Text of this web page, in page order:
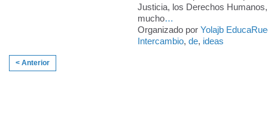
Justicia, los Derechos
mucho…
Organizado por Yolajb
Intercambio, de, ideas
< Anterior